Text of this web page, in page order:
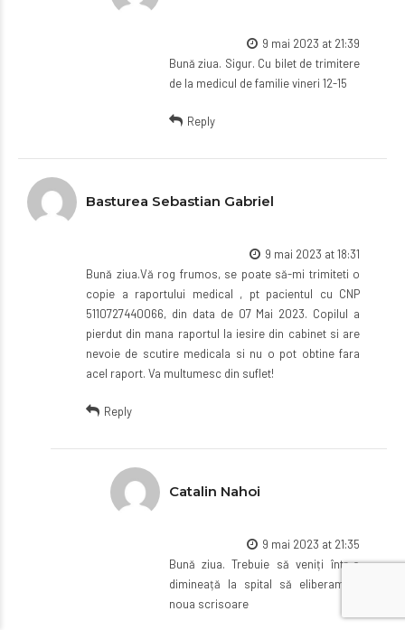
9 mai 2023 at 21:39
Bună ziua. Sigur. Cu bilet de trimitere
de la medicul de familie vineri 12-15
Reply
Basturea Sebastian Gabriel
9 mai 2023 at 18:31
Bună ziua.Vă rog frumos, se poate să-mi trimiteti o
copie a raportului medical , pt pacientul cu CNP
5110727440066, din data de 07 Mai 2023. Copilul a
pierdut din mana raportul la iesire din cabinet si are
nevoie de scutire medicala si nu o pot obtine fara
acel raport. Va multumesc din suflet!
Reply
Catalin Nahoi
9 mai 2023 at 21:35
Bună ziua. Trebuie să veniți într-o
dimineață la spital să eliberam o
noua scrisoare